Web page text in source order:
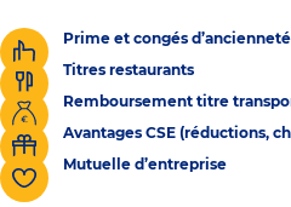
Prime et congés d’ancienneté
Titres restaurants
Remboursement titre
Avantages CSE (réductions,
Mutuelle d’entreprise